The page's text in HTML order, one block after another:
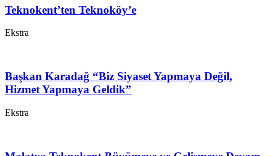
Teknokent’ten Teknoköy’e
Ekstra
Başkan Karadağ “Biz Siyaset Yapmaya Değil,
Hizmet Yapmaya Geldik”
Ekstra